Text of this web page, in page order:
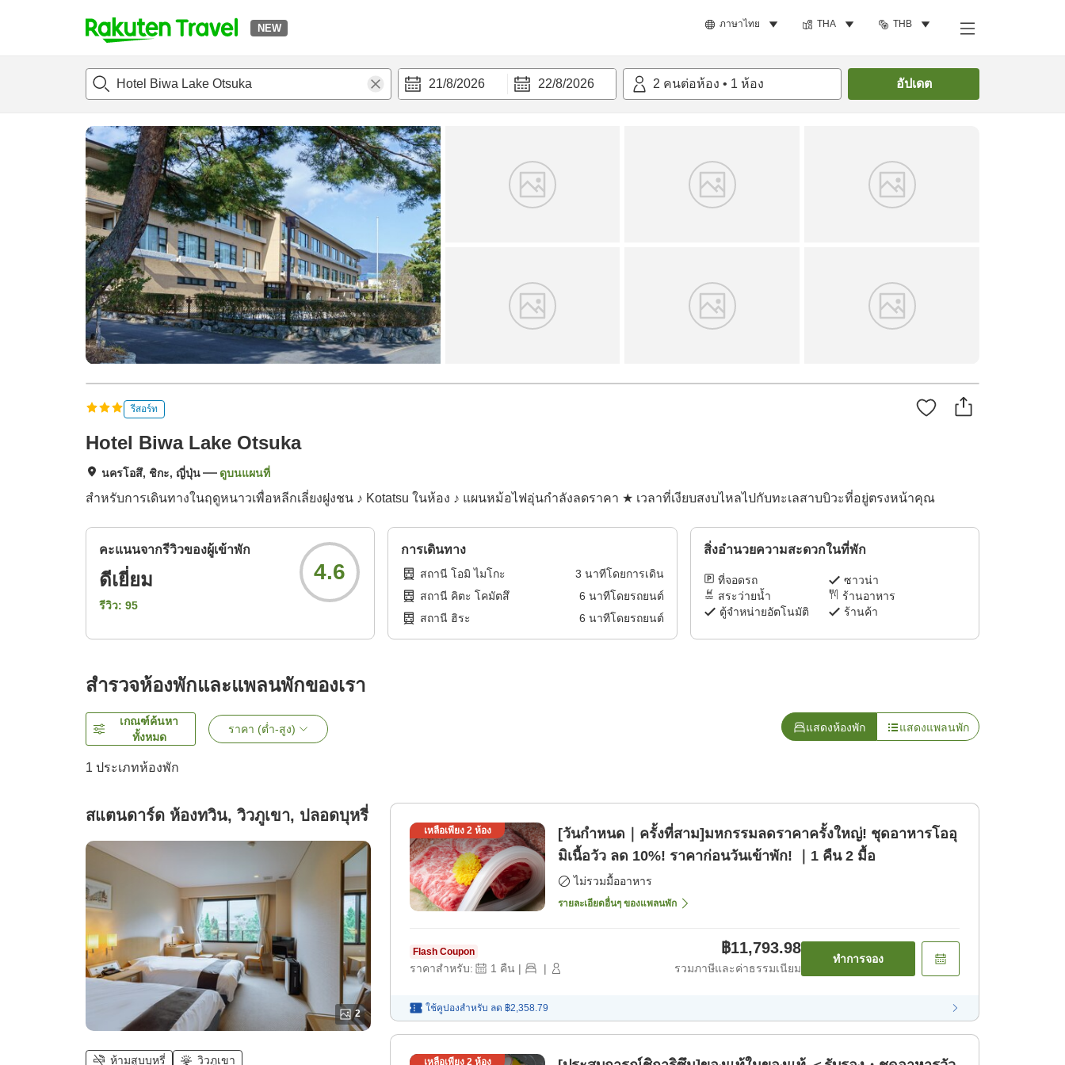
NEW ภาษาไทย THA THB
t
p
a
g
e
_
s
e
a
r
c
h
21/8/2026 22/8/2026 2 คนต่อห้อง • 1 ห้อง อัปเดต
แนะนำที่พักห้องพักและแพลนพักรีวิว ค้นหาห้องพัก
รีสอร์ท
Hotel Biwa Lake Otsuka
นครโอสึ, ชิกะ, ญี่ปุ่น ดูบนแผนที่
สำหรับการเดินทางในฤดูหนาวเพื่อหลีกเลี่ยงฝูงชน ♪ Kotatsu ในห้อง ♪ แผนหม้อไฟอุ่นกำลังลดราคา ★ เวลาที่เงียบสงบไหลไปกับทะเลสาบบิวะที่อยู่ตรงหน้าคุณ
คะแนนจากรีวิวของผู้เข้าพัก
ดีเยี่ยม
รีวิว: 95
4.6
การเดินทาง
สถานี โอมิ ไมโกะ 3 นาทีโดยการเดิน
สถานี คิตะ โคมัตสึ
6 นาทีโดยรถยนต์
สถานี ฮิระ
6 นาทีโดยรถยนต์
สิ่งอำนวยความสะดวกในที่พัก
ที่จอดรถ
ซาวน่า
สระว่ายน้ำ
ร้านอาหาร
ตู้จำหน่ายอัตโนมัติ
ร้านค้า
สำรวจห้องพักและแพลนพักของเรา
เกณฑ์ค้นหา
ทั้งหมด
ราคา (ต่ำ-สูง) แสดงห้องพัก แสดงแพลนพัก
1 ประเภทห้องพัก
สแตนดาร์ด ห้องทวิน, วิวภูเขา, ปลอดบุหรี่
2
ห้ามสูบบุหรี่ วิวภูเขา
เหลือเพียง 2ห้อง
[วันกำหนด｜ครั้งที่สาม]มหกรรมลดราคาครั้งใหญ่! ชุดอาหารโออุ
มิเนื้อวัว ลด 10%! ราคาก่อนวันเข้าพัก! ｜1 คืน 2 มื้อ
ไม่รวมมื้ออาหาร
รายละเอียดอื่นๆ ของแพลนพัก
Flash Coupon
ราคาสำหรับ: 1 คืน | |
฿11,793.98
รวมภาษีและค่าธรรมเนียม
ทำการจอง
ใช้คูปองสำหรับ ลด ฿2,358.79
เหลือเพียง 2ห้อง